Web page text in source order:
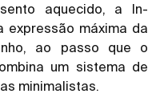
aquecido, a In-
expressão máxima da
ao passo que o
um sistema de
minimalistas.